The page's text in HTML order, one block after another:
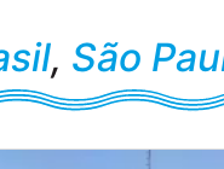
, São